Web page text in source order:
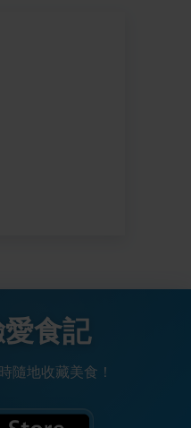
食記
隨地收藏美食！